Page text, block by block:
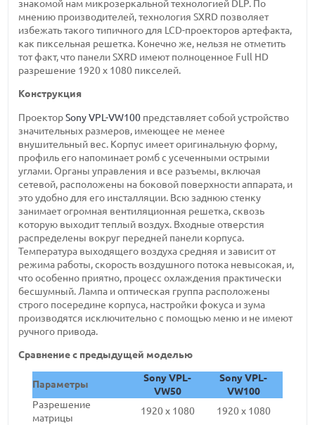
знакомой нам микрозеркальной технологией DLP. По
мнению производителей, технология SXRD позволяет
избежать такого типичного для LCD-проекторов артефакта,
как пиксельная решетка. Конечно же, нельзя не отметить
тот факт, что панели SXRD имеют полноценное Full HD
разрешение 1920 х 1080 пикселей.
Конструкция
ПроекторSony VPL-VW100 представляет собой устройство
значительных размеров, имеющее не менее
внушительный вес. Корпус имеет оригинальную форму,
профиль его напоминает ромб с усеченными острыми
углами. Органы управления и все разъемы, включая
сетевой, расположены на боковой поверхности аппарата, и
это удобно для его инсталляции. Всю заднюю стенку
занимает огромная вентиляционная решетка, сквозь
которую выходит теплый воздух. Входные отверстия
распределены вокруг передней панели корпуса.
Температура выходящего воздуха средняя и зависит от
режима работы, скорость воздушного потока невысокая, и,
что особенно приятно, процесс охлаждения практически
бесшумный. Лампа и оптическая группа расположены
строго посередине корпуса, настройки фокуса и зума
производятся исключительно с помощью меню и не имеют
ручного привода.
Сравнение с предыдущей моделью
Параметры
Sony VPL-
VW50
Sony VPL-
VW100
Разрешение
матрицы
1920 x 1080
1920 x 1080